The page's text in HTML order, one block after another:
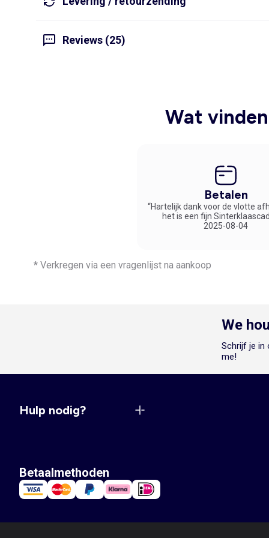
Reviews (25)
Wat
Betalen
“Hartelijk dank voor de vlotte
het is een fijn
2025-08-04
* Verkregen via een vragenlijst na aankoop
We
Schrijf je in
me!
Hulp nodig?
Betaalmethoden